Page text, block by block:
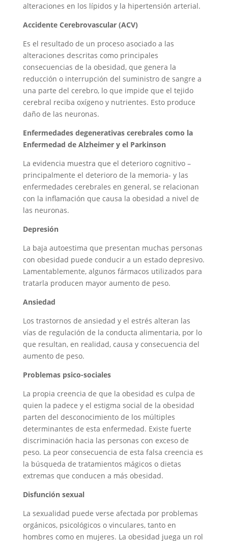
alteraciones en los lípidos y la hipertensión arterial.
Accidente Cerebrovascular (ACV)
Es el resultado de un proceso asociado a las
alteraciones descritas como principales
consecuencias de la obesidad, que genera la
reducción o interrupción del suministro de sangre a
una parte del cerebro, lo que impide que el tejido
cerebral reciba oxígeno y nutrientes. Esto produce
daño de las neuronas.
Enfermedades degenerativas cerebrales como la
Enfermedad de Alzheimer y el Parkinson
La evidencia muestra que el deterioro cognitivo –
principalmente el deterioro de la memoria- y las
enfermedades cerebrales en general, se relacionan
con la inflamación que causa la obesidad a nivel de
las neuronas.
Depresión
La baja autoestima que presentan muchas personas
con obesidad puede conducir a un estado depresivo.
Lamentablemente, algunos fármacos utilizados para
tratarla producen mayor aumento de peso.
Ansiedad
Los trastornos de ansiedad y el estrés alteran las
vías de regulación de la conducta alimentaria, por lo
que resultan, en realidad, causa y consecuencia del
aumento de peso.
Problemas psico-sociales
La propia creencia de que la obesidad es culpa de
quien la padece y el estigma social de la obesidad
parten del desconocimiento de los múltiples
determinantes de esta enfermedad. Existe fuerte
discriminación hacia las personas con exceso de
peso. La peor consecuencia de esta falsa creencia es
la búsqueda de tratamientos mágicos o dietas
extremas que conducen a más obesidad.
Disfunción sexual
La sexualidad puede verse afectada por problemas
orgánicos, psicológicos o vinculares, tanto en
hombres como en mujeres. La obesidad juega un rol